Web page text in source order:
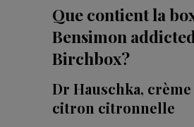
Que contient la
Bensimon
Birchbox?
Dr Hauschka,
citron citronnelle